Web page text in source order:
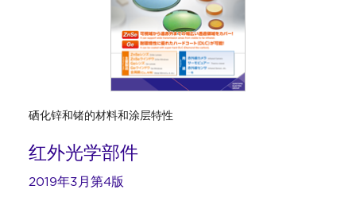
硒化锌和锗的材料和涂层特性
红外光学部件
2019年3月第4版